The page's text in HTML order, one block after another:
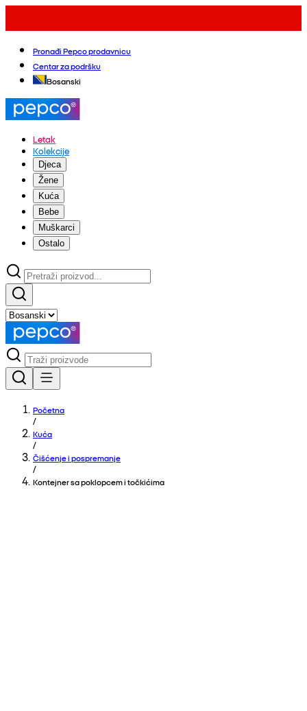
Pronađi Pepco prodavnicu
Centar za podršku
Bosanski
Letak
Kolekcije
Djeca
Žene
Kuća
Bebe
Muškarci
Ostalo
Početna
/
Kuća
/
Čišćenje i pospremanje
/
Kontejner sa poklopcem i točkićima